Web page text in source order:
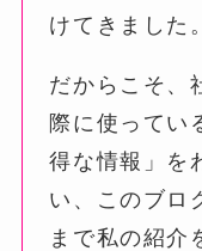
けてきました。
だからこそ、
際に使ってい
得な情報」を
い、このブロ
まで私の紹介